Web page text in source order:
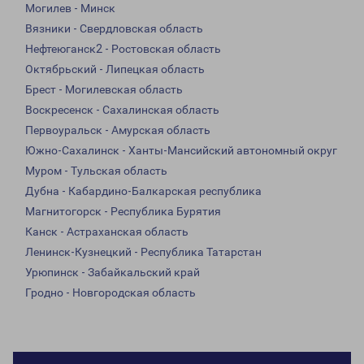
Могилев - Минск
Вязники - Свердловская область
Нефтеюганск2 - Ростовская область
Октябрьский - Липецкая область
Брест - Могилевская область
Воскресенск - Сахалинская область
Первоуральск - Амурская область
Южно-Сахалинск - Ханты-Мансийский автономный округ
Муром - Тульская область
Дубна - Кабардино-Балкарская республика
Магнитогорск - Республика Бурятия
Канск - Астраханская область
Ленинск-Кузнецкий - Республика Татарстан
Урюпинск - Забайкальский край
Гродно - Новгородская область